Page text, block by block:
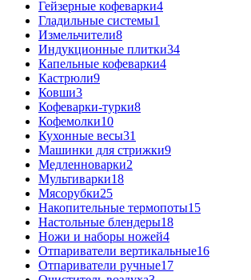
Гейзерные кофеварки4
Гладильные системы1
Измельчители8
Индукционные плитки34
Капельные кофеварки4
Кастрюли9
Ковши3
Кофеварки-турки8
Кофемолки10
Кухонные весы31
Машинки для стрижки9
Медленноварки2
Мультиварки18
Мясорубки25
Накопительные термопоты15
Настольные блендеры18
Ножи и наборы ножей4
Отпариватели вертикальные16
Отпариватели ручные17